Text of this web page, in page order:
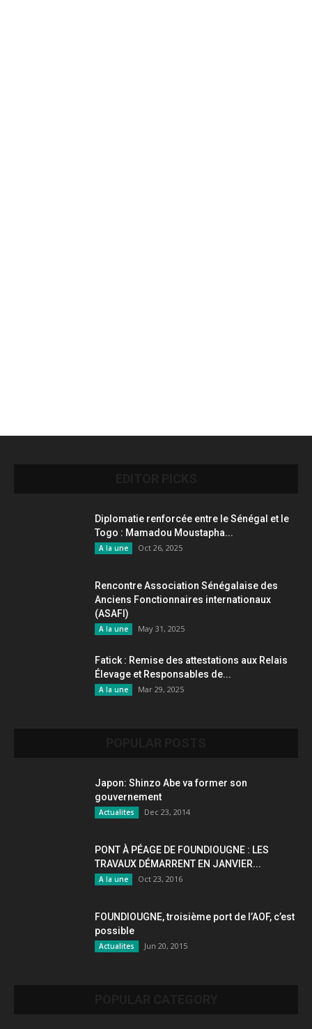
Diplomatie renforcée entre le Sénégal et le
Togo : Mamadou Moustapha...
A la une Oct 26, 2025
Rencontre Association Sénégalaise des
Anciens Fonctionnaires internationaux
(ASAFI)
A la une May 31, 2025
Fatick : Remise des attestations aux Relais
Élevage et Responsables de...
A la une Mar 29, 2025
Japon: Shinzo Abe va former son
gouvernement
Actualites Dec 23, 2014
PONT À PÉAGE DE FOUNDIOUGNE : LES
TRAVAUX DÉMARRENT EN JANVIER...
A la une Oct 23, 2016
FOUNDIOUGNE, troisième port de l’AOF, c’est
possible
Actualites Jun 20, 2015